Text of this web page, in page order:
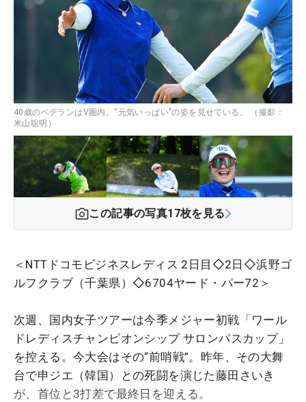
40歳のベテランはV圏内。“元気いっぱい”の姿を見せている。 （撮影：
米山聡明）
この記事の写真17枚を見る
＜NTTドコモビジネスレディス 2日目◇2日◇浜野ゴ
ルフクラブ（千葉県）◇6704ヤード・パー72＞
次週、国内女子ツアーは今季メジャー初戦「ワール
ドレディスチャンピオンシップ サロンパスカップ」
を控える。今大会はその“前哨戦”。昨年、その大舞
台で申ジエ（韓国）との死闘を演じた藤田さいき
が、首位と3打差で最終日を迎える。